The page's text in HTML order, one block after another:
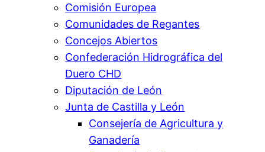
Comisión Europea
Comunidades de Regantes
Concejos Abiertos
Confederación Hidrográfica del
Duero CHD
Diputación de León
Junta de Castilla y León
Consejería de Agricultura y
Ganadería